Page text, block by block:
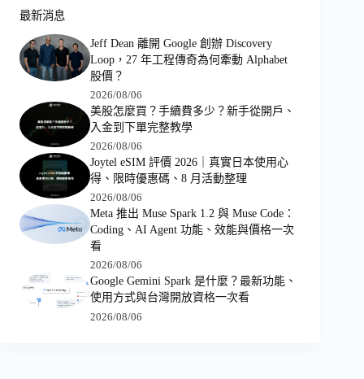
最新消息
Jeff Dean 離開 Google 創辦 Discovery
Loop，27 年工程傳奇為何牽動 Alphabet
股價？
2026/08/06
美股怎麼買？手續費多少？新手從開戶、
入金到下單完整教學
2026/08/06
Joytel eSIM 評價 2026｜真實日本使用心
得、限時優惠碼、8 月活動整理
2026/08/06
Meta 推出 Muse Spark 1.2 與 Muse Code：
Coding、AI Agent 功能、效能與價格一次
看
2026/08/06
Google Gemini Spark 是什麼？最新功能、
使用方式與台灣開放資格一次看
2026/08/06